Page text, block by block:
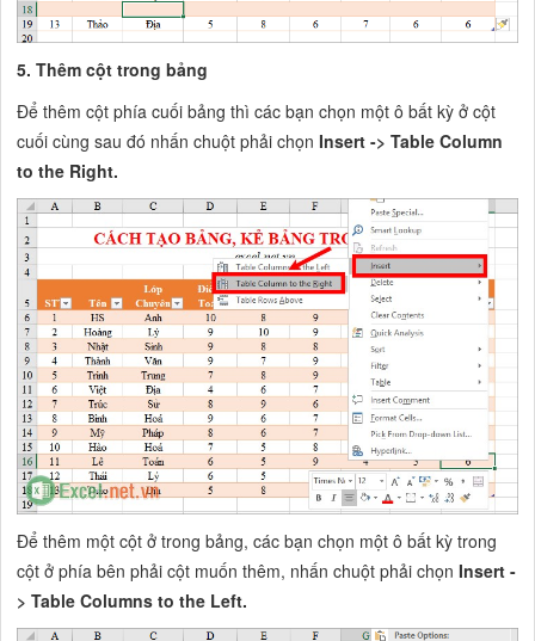
5. Thêm cột trong bảng
Để thêm cột phía cuối bảng thì các bạn chọn một ô bất kỳ ở cột
cuối cùng sau đó nhấn chuột phải chọnInsert -> Table Column
to the Right.
Để thêm một cột ở trong bảng, các bạn chọn một ô bất kỳ trong
cột ở phía bên phải cột muốn thêm, nhấn chuột phải chọnInsert -
> Table Columns to the Left.